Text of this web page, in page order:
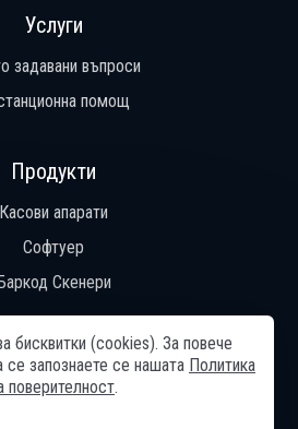
Услуги
задавани въпроси
помощ
Продукти
Касови апарати
Софтуер
Баркод Скенери
Общи условия
Често задавани
Реализирани проекти
бисквитки (cookies). За повече
запознаете се нашaтa Политика
поверителност.